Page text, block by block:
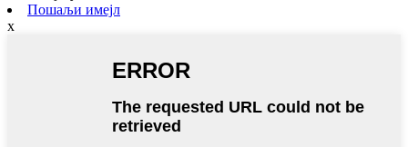
Пошаљи имејл
x